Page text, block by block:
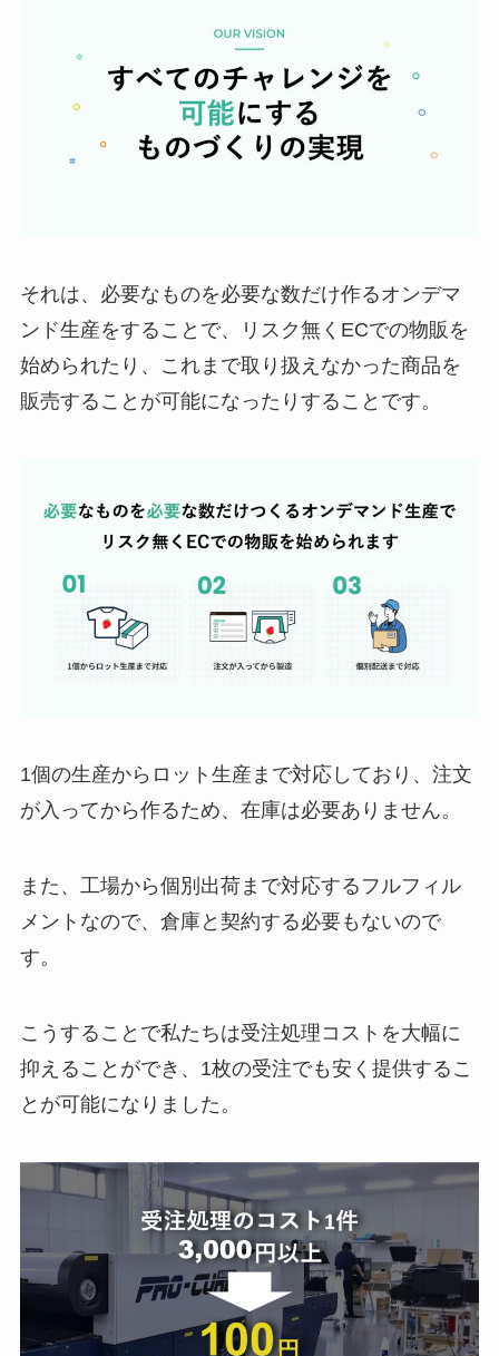
それは、必要なものを必要な数だけ作るオンデマ
ンド生産をすることで、リスク無くECでの物販を
始められたり、これまで取り扱えなかった商品を
販売することが可能になったりすることです。
1個の生産からロット生産まで対応しており、注文
が入ってから作るため、在庫は必要ありません。
また、工場から個別出荷まで対応するフルフィル
メントなので、倉庫と契約する必要もないので
す。
こうすることで私たちは受注処理コストを大幅に
抑えることができ、1枚の受注でも安く提供するこ
とが可能になりました。